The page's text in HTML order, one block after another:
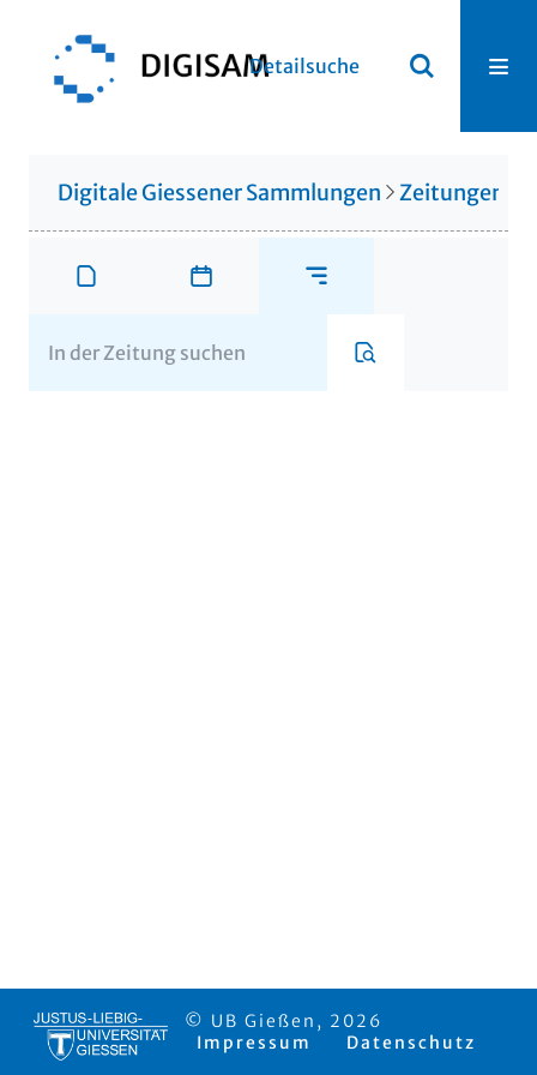
Detailsuche
Digitale Giessener Sammlungen Zeitungen
© UB Gießen, 2026
Impressum
Datenschutz